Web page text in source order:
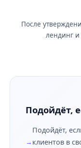
После
лендинг
Подойдёт,
Подойдёт,
клиентов в